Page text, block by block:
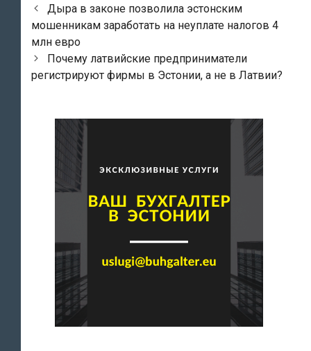
Навигация
по
записям
Дыра в законе позволила эстонским
мошенникам заработать на неуплате налогов 4
млн евро
Почему латвийские предприниматели
регистрируют фирмы в Эстонии, а не в Латвии?